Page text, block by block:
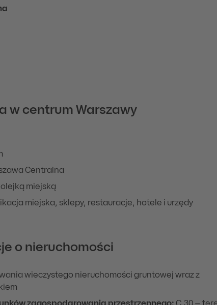
w centrum Warszawy
Centralna
miejską
miejska, sklepy, restauracje, hotele i urzędy
o nieruchomości
wieczystego nieruchomości gruntowej wraz z